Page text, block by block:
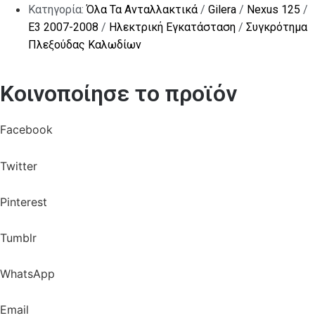
Κατηγορία:Όλα Τα Ανταλλακτικά/ Gilera / Nexus 125 /
E3 2007-2008 / Ηλεκτρική Εγκατάσταση / Συγκρότημα
Πλεξούδας Καλωδίων
Κοινοποίησε το προϊόν
Facebook
Twitter
Pinterest
Tumblr
WhatsApp
Email